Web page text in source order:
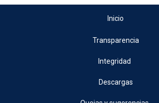
Inicio
Transparencia
Integridad
Descargas